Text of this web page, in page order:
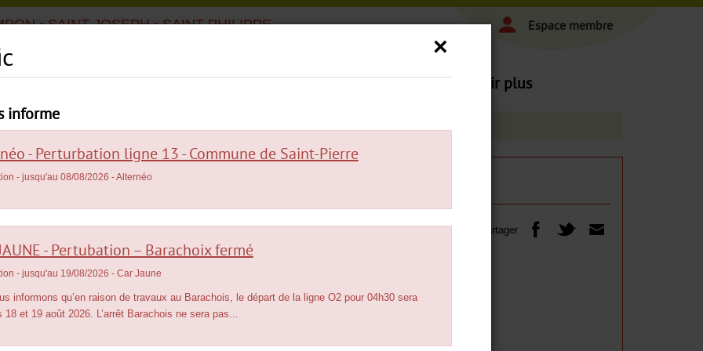
• SAINT-JOSEPH • SAINT-PHILIPPE
Se déplacer | Infospratiques | Tarifs et achats | En savoir plus
Espace membre
Partager
INFOSPRATIQUES
Infostrafic
×
informe
- Perturbation ligne 13 - Commune de Saint-Pierre
- jusqu'au 08/08/2026 - Alternéo
- Pertubation – Barachoix fermé
- jusqu'au 19/08/2026 - Car Jaune
informons qu’en raison de travaux au Barachois, le départ de la ligne O2 pour 04h30 sera
18 et 19 août 2026. L’arrêt Barachois ne sera pas...